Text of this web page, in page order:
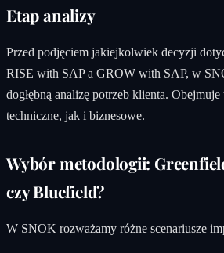
Etap analizy
Przed podjęciem jakiejkolwiek decyzji
RISE with SAP a GROW with SAP, w
dogłębną analizę potrzeb klienta.
techniczne, jak i biznesowe.
Wybór metodologii:
czy Bluefield?
W SNOK rozważamy różne scenariusze